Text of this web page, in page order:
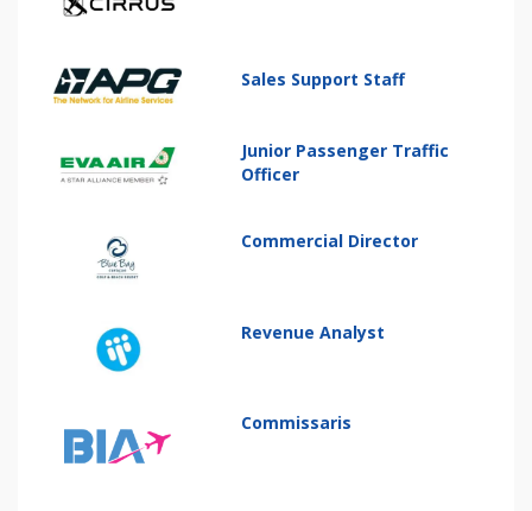
Sales Support Staff
Junior Passenger Traffic
Officer
Commercial Director
Revenue Analyst
Commissaris